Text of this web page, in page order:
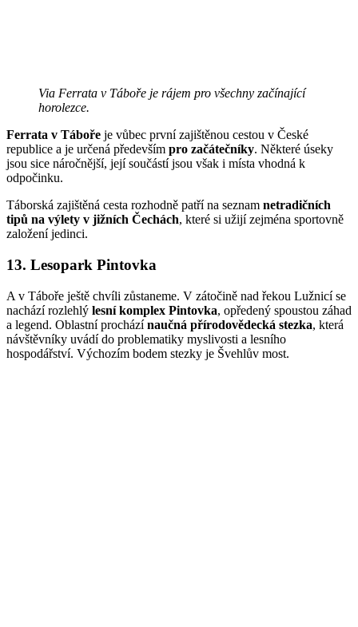
Via Ferrata v Táboře je rájem pro všechny začínající
horolezce.
Ferrata v Táboře je vůbec první zajištěnou cestou v České
republice a je určená především pro začátečníky. Některé úseky
jsou sice náročnější, její součástí jsou však i místa vhodná k
odpočinku.
Táborská zajištěná cesta rozhodně patří na seznam netradičních
tipů na výlety v jižních Čechách, které si užijí zejména sportovně
založení jedinci.
13. Lesopark Pintovka
A v Táboře ještě chvíli zůstaneme. V zátočině nad řekou Lužnicí se
nachází rozlehlý lesní komplex Pintovka, opředený spoustou záhad
a legend. Oblastní procházínaučná přírodovědecká stezka, která
návštěvníky uvádí do problematiky myslivosti a lesního
hospodářství. Výchozím bodem stezky je Švehlův most.